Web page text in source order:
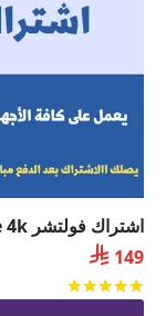
اشتراك فولتشر Vulture 4k لمدة سنة
 149